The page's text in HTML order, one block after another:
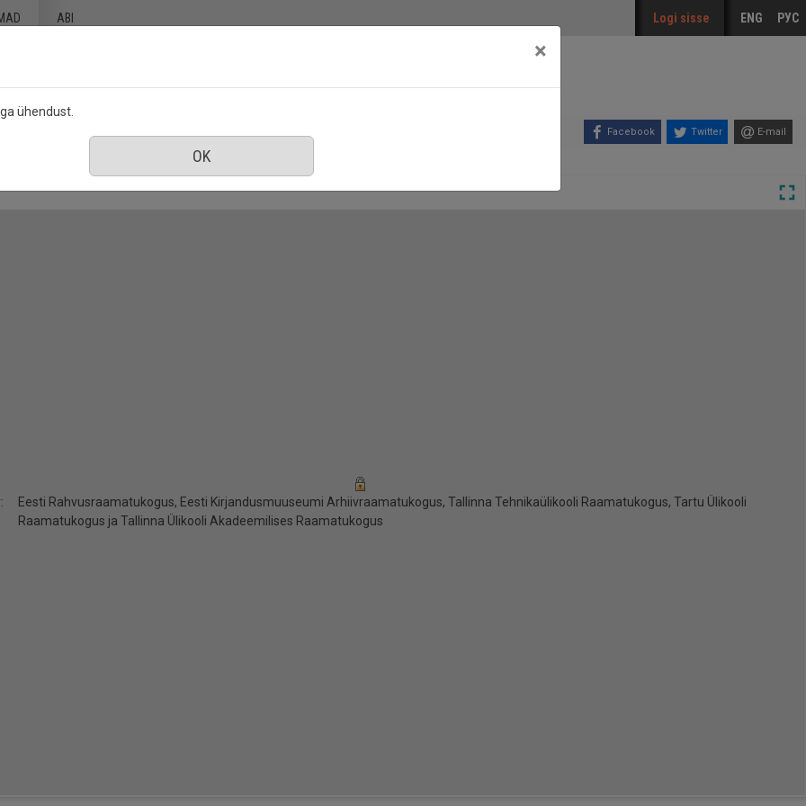
ABI Logi sisse ENG РУС
Facebook Twitter E-mail
Anne & Stiil, nr. 1, november 2022
Eesti Rahvusraamatukogus, Eesti Kirjandusmuuseumi Arhiivraamatukogus, Tallinna Tehnikaülikooli Raamatukogus, Tartu Ülikooli
Raamatukogus ja Tallinna Ülikooli Akadeemilises Raamatukogus
×
ühendust.